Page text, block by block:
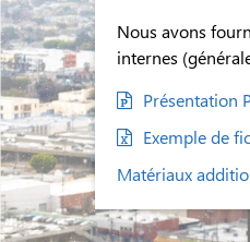
Nous avons
internes
Présentation
Exemple de
Matériaux